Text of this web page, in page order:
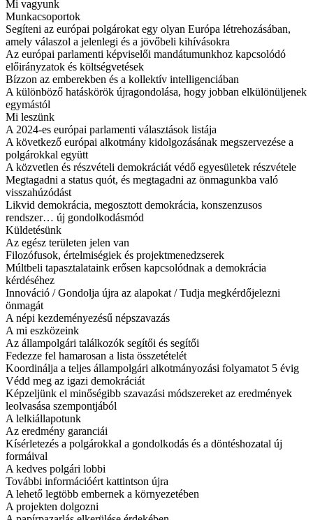
Mi vagyunk
Munkacsoportok
Segíteni az európai polgárokat egy olyan Európa létrehozásában,
amely válaszol a jelenlegi és a jövőbeli kihívásokra
Az európai parlamenti képviselői mandátumunkhoz kapcsolódó
előirányzatok és költségvetések
Bízzon az emberekben és a kollektív intelligenciában
A különböző hatáskörök újragondolása, hogy jobban elkülönüljenek
egymástól
Mi leszünk
A 2024-es európai parlamenti választások listája
A következő európai alkotmány kidolgozásának megszervezése a
polgárokkal együtt
A közvetlen és részvételi demokráciát védő egyesületek részvétele
Megtagadni a status quót, és megtagadni az önmagunkba való
visszahúzódást
Likvid demokrácia, megosztott demokrácia, konszenzusos
rendszer… új gondolkodásmód
Küldetésünk
Az egész területen jelen van
Filozófusok, értelmiségiek és projektmenedzserek
Múltbeli tapasztalataink erősen kapcsolódnak a demokrácia
kérdéséhez
Innováció / Gondolja újra az alapokat / Tudja megkérdőjelezni
önmagát
A népi kezdeményezésű népszavazás
A mi eszközeink
Az állampolgári találkozók segítői és segítői
Fedezze fel hamarosan a lista összetételét
Koordinálja a teljes állampolgári alkotmányozási folyamatot 5 évig
Védd meg az igazi demokráciát
Képzeljünk el minőségibb szavazási módszereket az eredmények
leolvasása szempontjából
A lelkiállapotunk
Az eredmény garanciái
Kísérletezés a polgárokkal a gondolkodás és a döntéshozatal új
formáival
A kedves polgári lobbi
További információért kattintson újra
A lehető legtöbb embernek a környezetében
A projekten dolgozni